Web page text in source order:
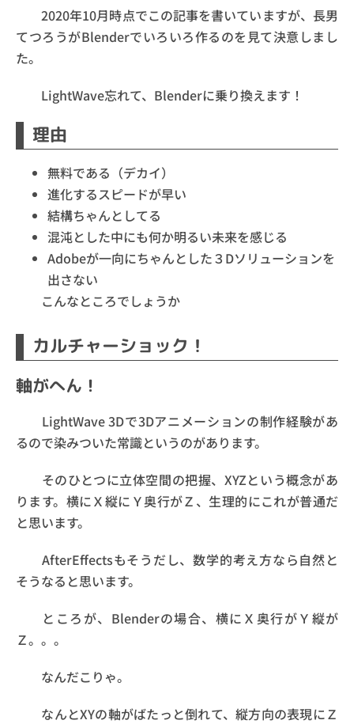
2020年10月時点でこの記事を書いていますが、長男
てつろうがBlenderでいろいろ作るのを見て決意しまし
た。
LightWave忘れて、Blenderに乗り換えます！
理由
無料である（デカイ）
進化するスピードが早い
結構ちゃんとしてる
混沌とした中にも何か明るい未来を感じる
Adobeが一向にちゃんとした３Dソリューションを
出さない
こんなところでしょうか
カルチャーショック！
軸がへん！
LightWave 3Dで3Dアニメーションの制作経験があ
るので染みついた常識というのがあります。
そのひとつに立体空間の把握、XYZという概念があ
ります。横にＸ縦にＹ奥行がＺ、生理的にこれが普通だ
と思います。
AfterEffectsもそうだし、数学的考え方なら自然と
そうなると思います。
ところが、Blenderの場合、横にＸ奥行がＹ縦が
Ｚ。。。
なんだこりゃ。
なんとXYの軸がばたっと倒れて、縦方向の表現にＺ